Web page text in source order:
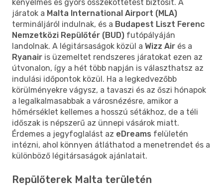
kényelmes és gyors összeköttetést biztosít. A
járatok a Malta International Airport (MLA)
termináljáról indulnak, és a Budapest Liszt Ferenc
Nemzetközi Repülőtér (BUD) futópályáján
landolnak. A légitársaságok közül a Wizz Air és a
Ryanair is üzemeltet rendszeres járatokat ezen az
útvonalon, így a hét több napján is választhatsz az
indulási időpontok közül. Ha a legkedvezőbb
körülményekre vágysz, a tavaszi és az őszi hónapok
a legalkalmasabbak a városnézésre, amikor a
hőmérséklet kellemes a hosszú sétákhoz, de a téli
időszak is népszerű az ünnepi vásárok miatt.
Érdemes a jegyfoglalást az eDreams felületén
intézni, ahol könnyen átláthatod a menetrendet és a
különböző légitársaságok ajánlatait.
Repülőterek Malta területén